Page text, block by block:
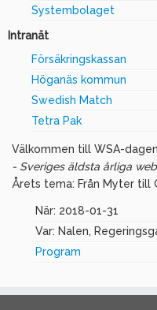
Systembolaget
Intranät
Försäkringskassan
Höganäs kommun
Swedish Match
Tetra Pak
Välkommen till WSA-
- Sveriges äldsta årliga
Årets tema: Från Myter till
När: 2018-01-31
Var: Nalen,
Program